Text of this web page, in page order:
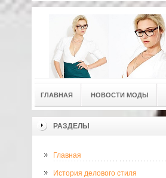
ГЛАВНАЯ НОВОСТИ МОДЫ
РАЗДЕЛЫ
Главная
История делового стиля